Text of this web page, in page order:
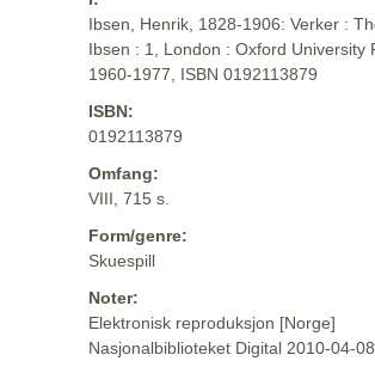
Ibsen, Henrik, 1828-1906: Verker :
Ibsen : 1, London : Oxford University
1960-1977, ISBN 0192113879
ISBN:
0192113879
Omfang:
VIII, 715 s.
Form/genre:
Skuespill
Noter:
Elektronisk reproduksjon [Norge]
Nasjonalbiblioteket Digital 2010-04-08